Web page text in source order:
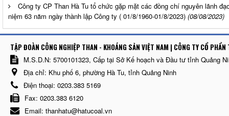
Công ty CP Than Hà Tu tổ chức gặp mặt các đồng chí nguyên lãnh
niệm 63 năm ngày thành lập Công ty ( 01/8/1960-01/8/2023) (08/08/2023)
TẬP ĐOÀN CÔNG NGHIỆP THAN - KHOÁNG SẢN VIỆT NAM | CÔNG TY CỔ
M.S.D.N: 5700101323, Cấp tại Sở Kế hoạch và Đầu tư tỉnh Quảng
Địa chỉ: Khu phố 6, phường Hà Tu, tỉnh Quảng Ninh
Điện thoại: 0203.383 5169
Fax: 0203.383 6120
Email: thanhatu@hatucoal.vn